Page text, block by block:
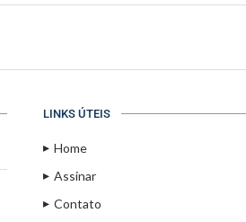
LINKS ÚTEIS
Home
Assinar
Contato